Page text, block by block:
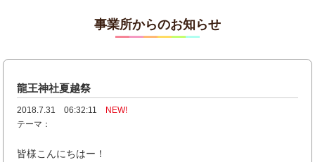
事業所からのお知らせ
龍王神社夏越祭
2018.7.31 06:32:11
NEW!
テーマ：
皆様こんにちはー！